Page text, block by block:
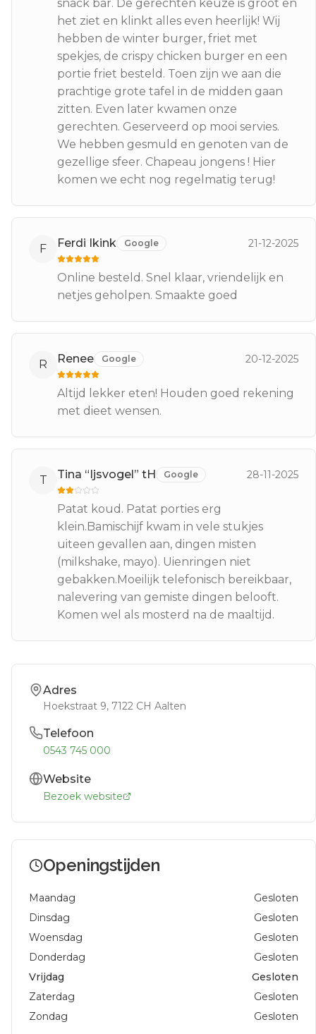
snack bar. De gerechten keuze is groot en
het ziet en klinkt alles even heerlijk! Wij
hebben de winter burger, friet met
spekjes, de crispy chicken burger en een
portie friet besteld. Toen zijn we aan die
prachtige grote tafel in de midden gaan
zitten. Even later kwamen onze
gerechten. Geserveerd op mooi servies.
We hebben gesmuld en genoten van de
gezellige sfeer. Chapeau jongens ! Hier
komen we echt nog regelmatig terug!
F Ferdi Ikink Google 21-12-2025
Online besteld. Snel klaar, vriendelijk en
netjes geholpen. Smaakte goed
R Renee Google 20-12-2025
Altijd lekker eten! Houden goed rekening
met dieet wensen.
T Tina “Ijsvogel” tH Google 28-11-2025
Patat koud. Patat porties erg
klein.Bamischijf kwam in vele stukjes
uiteen gevallen aan, dingen misten
(milkshake, mayo). Uienringen niet
gebakken.Moeilijk telefonisch bereikbaar,
nalevering van gemiste dingen belooft.
Komen wel als mosterd na de maaltijd.
Adres
Hoekstraat 9, 7122 CH Aalten
Telefoon
0543 745 000
Website
Bezoek website
Openingstijden
Maandag
Gesloten
Dinsdag
Gesloten
Woensdag
Gesloten
Donderdag
Gesloten
Vrijdag
Gesloten
Zaterdag
Gesloten
Zondag
Gesloten